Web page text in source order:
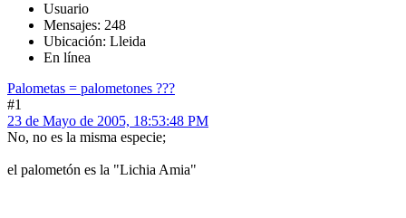
Usuario
Mensajes: 248
Ubicación: Lleida
En línea
Palometas = palometones ???
#1
23 de Mayo de 2005, 18:53:48 PM
No, no es la misma especie;
el palometón es la "Lichia Amia"